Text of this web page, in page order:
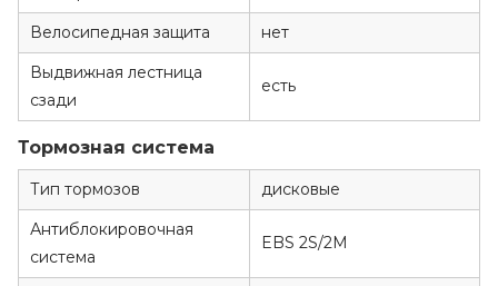
Велосипедная защита
нет
Выдвижная лестница
сзади
есть
Тормозная система
Тип тормозов
дисковые
Антиблокировочная
система
EBS 2S/2M